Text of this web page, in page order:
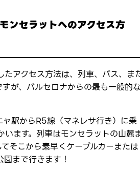
ンセラットへのアクセス方
たアクセス方法は、列車、バス、ま
が、バルセロナからの最も一般的
ャ駅からR5線（マネレサ行き）に乗
います。列車はモンセラットの山麓
そこから素早くケーブルカーまたは
まで行きます！